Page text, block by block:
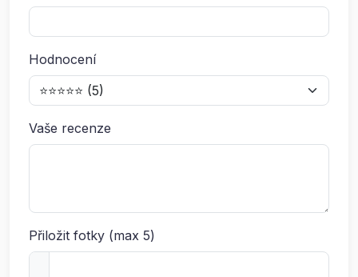
Hodnocení
Vaše recenze
Přiložit fotky (max 5)